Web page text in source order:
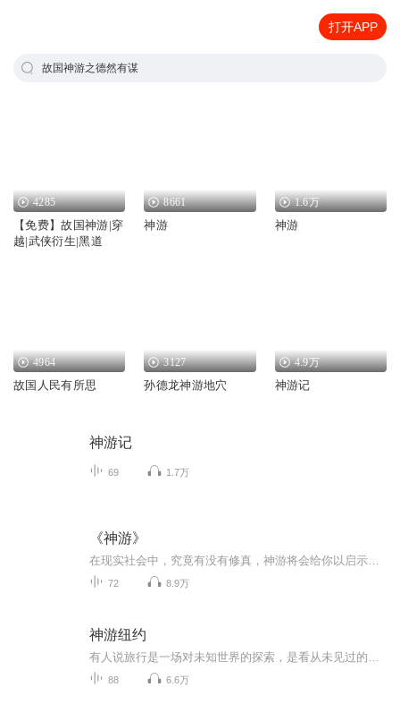
打开APP
故国神游之德然有谋
4285
【免费】故国神游|穿
越|武侠衍生|黑道
8661
神游
1.6万
神游
4964
故国人民有所思
3127
孙德龙神游地穴
4.9万
神游记
神游记
69 1.7万
《神游》
72 8.9万
神游纽约
88 6.6万